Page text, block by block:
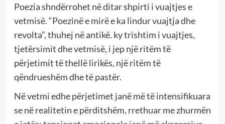
Poezia shndërrohet në ditar shpirti i vuajtjes e
vetmisë. “Poezinë e mirë e ka lindur vuajtja dhe
revolta”, thuhej në antikë. ky trishtim i vuajtjes,
tjetërsimit dhe vetmisë, i jep një ritëm të
përjetimit të thellë lirikës, një ritëm të
qëndrueshëm dhe të pastër.
Në vetmi edhe përjetimet janë më të intensifikuara
se në realitetin e përditshëm, rrethuar me zhurmën